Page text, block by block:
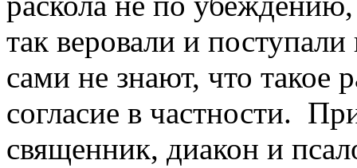
так веровали и
сами не знают, что такое
согласие в частности.
священник, диакон и